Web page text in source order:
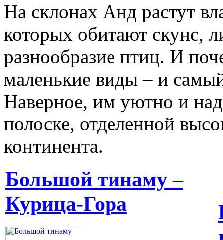
На склонах Анд растут
которых обитают скунс,
разнообразие птиц. И
маленькие виды – и
Наверное, им уютно и
полоске, отделенной
континента.
Большой тинаму –
Курица-Гора